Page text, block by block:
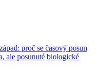
proč se časový posun
ale posunuté biologické